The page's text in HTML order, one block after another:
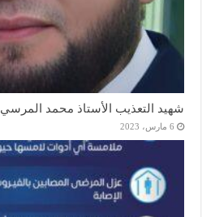
شهيد التعذيب الأستاذ محمد المرسي
6 مارس، 2023